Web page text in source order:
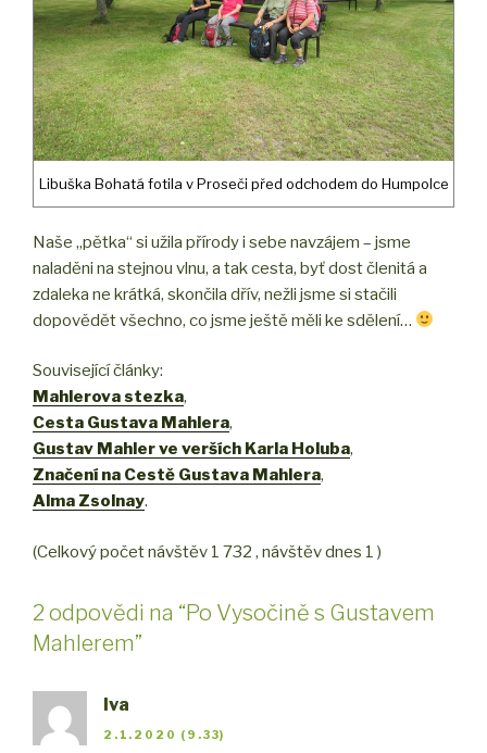
Libuška Bohatá fotila v Proseči před odchodem do Humpolce
Naše „pětka“ si užila přírody i sebe navzájem – jsme
naladěni na stejnou vlnu, a tak cesta, byť dost členitá a
zdaleka ne krátká, skončila dřív, nežli jsme si stačili
dopovědět všechno, co jsme ještě měli ke sdělení…
Související články:
Mahlerova stezka,
Cesta Gustava Mahlera,
Gustav Mahler ve verších Karla Holuba,
Značení na Cestě Gustava Mahlera,
Alma Zsolnay.
(Celkový počet návštěv 1 732 , návštěv dnes 1 )
2 odpovědi na “Po Vysočině s Gustavem
Mahlerem”
Iva
2.1.2020 (9.33)